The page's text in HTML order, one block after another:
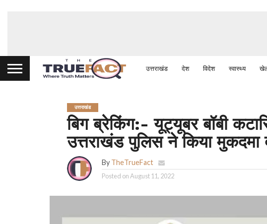
उत्तराखंड देश विदेश स्वास्थ्य
उत्तराखंड
बिग ब्रेकिंग:- यूट्यूबर बॉबी
उत्तराखंड पुलिस ने किया मुकदमा
By TheTrueFact
Posted onAugust 11, 2022